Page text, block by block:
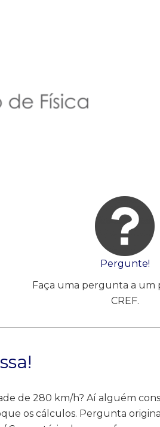
Pergunte!
Faça uma pergunta a um
CREF.
de 280 km/h? Aí alguém
os cálculos. Pergunta